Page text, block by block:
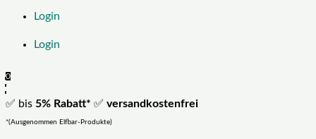
Login
Login
0
✅ bis 5% Rabatt* ✅ versandkostenfrei
*(Ausgenommen Elfbar-Produkte)